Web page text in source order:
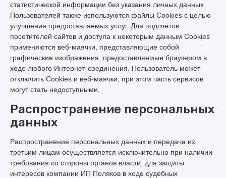
статистической информации без указания личных данных
Пользователей также используются файлы Cookies с целью
улучшения предоставляемых услуг. Для подсчетов
посетителей сайтов и доступа к некоторым данным Cookies
применяются веб-маячки, представляющие собой
графические изображения, предоставляемые браузером в
ходе любого Интернет-соединения. Пользователь может
отключить Cookies и веб-маячки, при этом часть сервисов
могут стать недоступными.
Распространение персональных
данных
Распространение персональных данных и передача их
третьим лицам осуществляется исключительно при наличии
требования со стороны органов власти; для защиты
интересов компании ИП Поляков в ходе судебных